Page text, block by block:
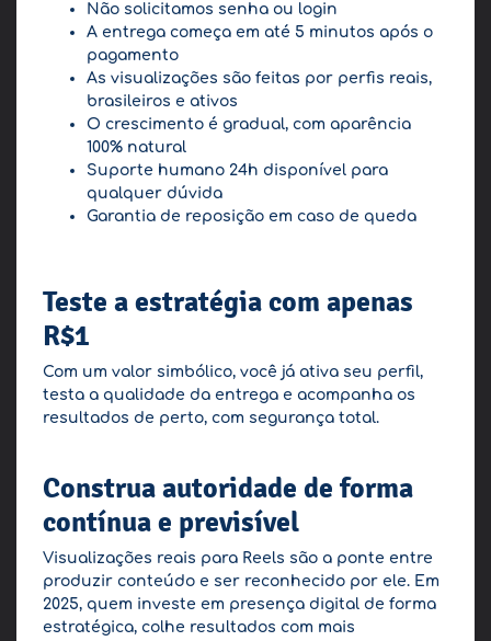
Não solicitamos senha ou login
A entrega começa em até 5 minutos após o
pagamento
As visualizações são feitas por perfis reais,
brasileiros e ativos
O crescimento é gradual, com aparência
100% natural
Suporte humano 24h disponível para
qualquer dúvida
Garantia de reposição em caso de queda
Teste a estratégia com apenas
R$1
Com um valor simbólico, você já ativa seu perfil,
testa a qualidade da entrega e acompanha os
resultados de perto, com segurança total.
Construa autoridade de forma
contínua e previsível
Visualizações reais para Reels são a ponte entre
produzir conteúdo e ser reconhecido por ele. Em
2025, quem investe em presença digital de forma
estratégica, colhe resultados com mais